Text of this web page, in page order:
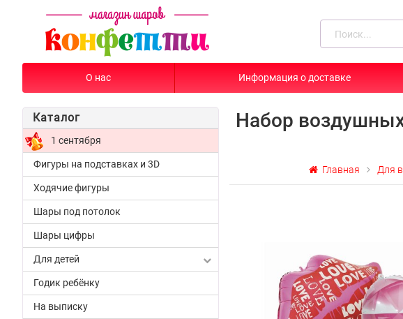
О нас Информация о доставке
Каталог
1 сентября
Фигуры на подставках и 3D
Ходячие фигуры
Шары под потолок
Шары цифры
Для детей
Годик ребёнку
На выписку
Набор
Главная Для